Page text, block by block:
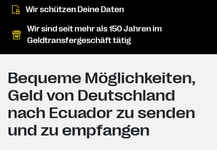
Wir schützen Deine Daten
Wir sind seit mehr als 150 Jahren im
Geldtransfergeschäft tätig
Bequeme Möglichkeiten,
Geld von Deutschland
nach Ecuador zu senden
und zu empfangen